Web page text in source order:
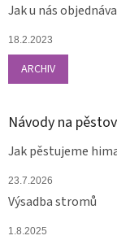
Jak u nás
18.2.2023
ARCHIV
Návody na
Jak pěstujeme
23.7.2026
Výsadba stromů
1.8.2025